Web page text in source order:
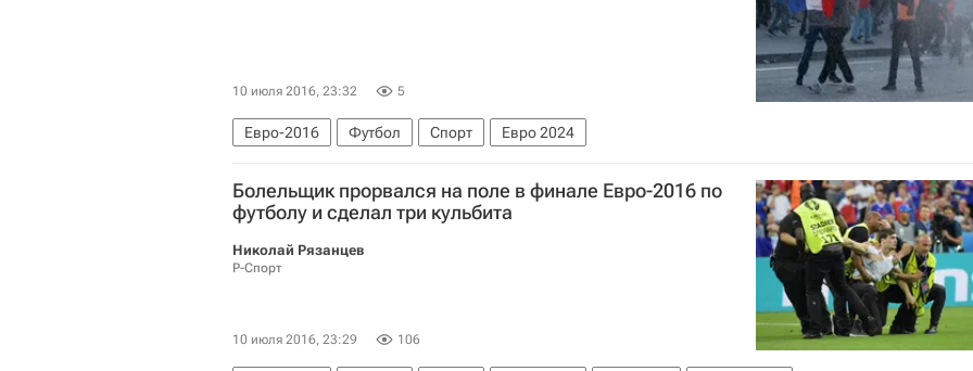
10 июля 2016, 23:32 5
Евро-2016 Футбол Спорт Евро 2024
Болельщик прорвался на поле в финале Евро-2016 по
футболу и сделал три кульбита
Николай Рязанцев
Р-Спорт
10 июля 2016, 23:29 106